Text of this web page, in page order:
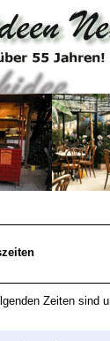
Zeiten sind